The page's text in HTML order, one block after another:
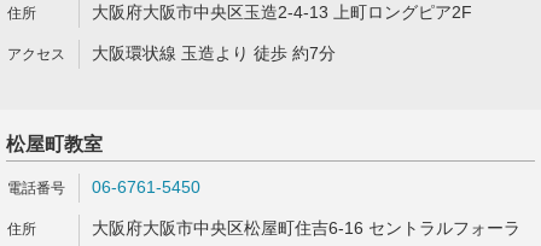
大阪府大阪市中央区玉造2-4-13 上町ロングピア2F
大阪環状線 玉造より 徒歩 約7分
松屋町教室
06-6761-5450
大阪府大阪市中央区松屋町住吉6-16 セントラルフォーラ